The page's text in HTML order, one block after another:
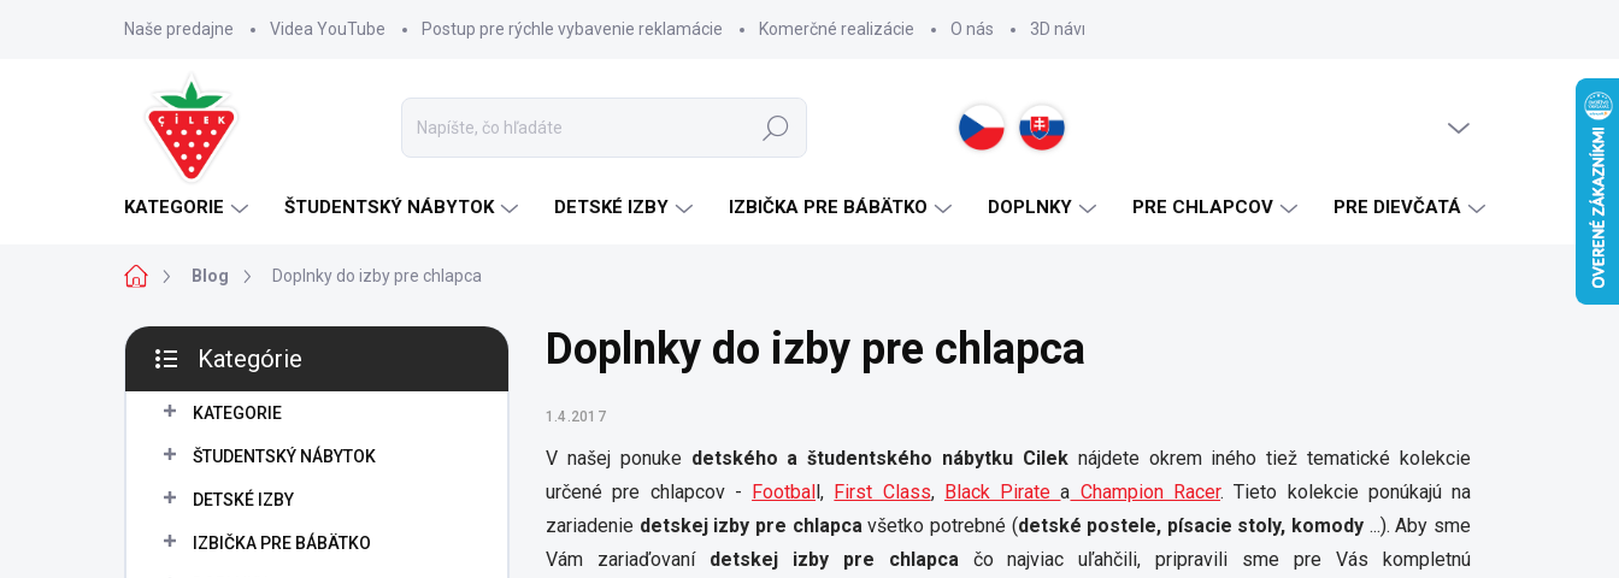
Naše predajne Videa YouTube Postup pre rýchle vybavenie reklamácie Komerčné realizácie O nás 3D návrhy
Hľadať
KATEGORIE ŠTUDENTSKÝ NÁBYTOK DETSKÉ IZBY IZBIČKA PRE BÁBÄTKO DOPLNKY PRE CHLAPCOV PRE DIEVČATÁ
DomovBlog Doplnky do izby pre chlapca
B
č
kategórie
Kategórie
KATEGORIE
ŠTUDENTSKÝ NÁBYTOK
DETSKÉ IZBY
IZBIČKA PRE BÁBÄTKO
Doplnky do izby pre chlapca
1.4.2017
V našej ponukedetského a študentského nábytku Cileknájdete okrem iného tiež tematické kolekcie
určené pre chlapcov - Football, First Class, Black Piratea Champion Racer. Tieto kolekcie ponúkajú na
zariadenie detskej izby pre chlapcavšetko potrebné (detské postele, písacie stoly, komody ...). Aby sme
Vám zariaďovaní detskej izby pre chlapcačo najviac uľahčili, pripravili sme pre Vás kompletnú